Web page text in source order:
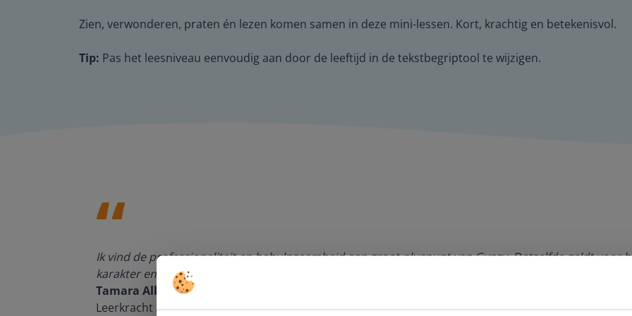
Zien, verwonderen, praten én lezen komen samen in deze mini-lessen. Kort, krachtig en betekenisvol.
Tip: Pas het leesniveau eenvoudig aan door de leeftijd in de tekstbegriptool te wijzigen.
Ik vind de professionaliteit en behulpzaamheid een groot pluspunt van Gynzy. Datzelfde geldt voor
karakter en de informatievoorziening via de website. Ik kan niets ter verbetering noemen.
Tamara Alkemade
Leerkracht / ICT-coördinator op de Prinses Margrietschool